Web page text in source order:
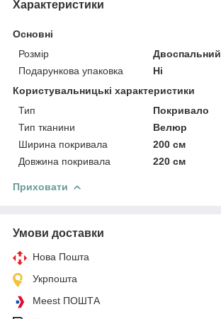
Характеристики
Основні
Розмір
Двоспальний
Подарункова упаковка
Ні
Користувальницькі характеристики
Тип
Покривало
Тип тканини
Велюр
Ширина покривала
200 см
Довжина покривала
220 см
Приховати
Умови доставки
Нова Пошта
Укрпошта
Meest ПОШТА